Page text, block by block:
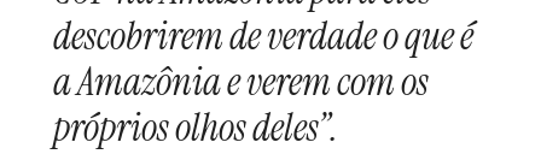
descobrirem de verdade o que é
a Amazônia e verem com os
próprios olhos deles”.